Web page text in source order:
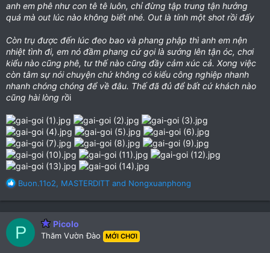
anh em phê như con tê tê luôn, chỉ đừng tập trung tận hưởng
quá mà out lúc nào không biết nhé. Out là tính một shot rồi đấy
Còn trụ được đến lúc đeo bao và phang phập thì anh em nện
nhiệt tình đi, em nó đầm phang cứ gọi là sướng lên tận óc, chơi
kiểu nào cũng phê, tư thế nào cũng đầy cảm xúc cả. Xong việc
còn tâm sự nói chuyện chứ không có kiểu công nghiệp nhanh
nhanh chóng chóng để về đâu. Thế đã đủ để bất cứ khách nào
cũng hài lòng rồi
R
c
t
i
o
Buon.11o2, MASTERDITT and Nongxuanphong
P Picolo
Thăm Vườn Đào MỚI CHƠI